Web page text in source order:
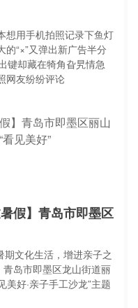
想用手机拍照记录下鱼灯
“×”又弹出新广告半分
键却藏在犄角旮旯情急
网友纷纷评论
假】青岛市即墨区
文化生活，增进亲子之
岛市即墨区龙山街道丽
美好·亲子手工沙龙”主题